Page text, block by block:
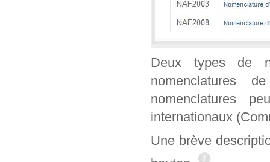
Deux types de
nomenclatures
nomenclatures
internationaux
Une brève